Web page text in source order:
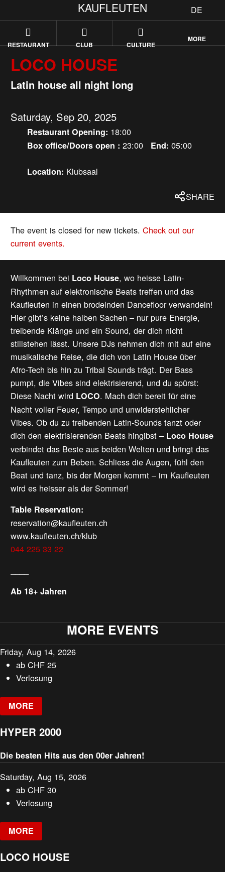
DE
KAUFLEUTEN
RESTAURANT CLUB CULTURE
MORE
LOCO HOUSE
Latin house all night long
Saturday, Sep 20, 2025
Restaurant Opening: 18:00
Box office/Doors open : 23:00 End: 05:00
Location: Klubsaal
SHARE
The event is closed for new tickets.Check out our
current events.
Willkommen bei Loco House, wo heisse Latin-
Rhythmen auf elektronische Beats treffen und das
Kaufleuten in einen brodelnden Dancefloor verwandeln!
Hier gibt’s keine halben Sachen – nur pure Energie,
treibende Klänge und ein Sound, der dich nicht
stillstehen lässt. Unsere DJs nehmen dich mit auf eine
musikalische Reise, die dich von Latin House über
Afro-Tech bis hin zu Tribal Sounds trägt. Der Bass
pumpt, die Vibes sind elektrisierend, und du spürst:
Diese Nacht wird LOCO. Mach dich bereit für eine
Nacht voller Feuer, Tempo und unwiderstehlicher
Vibes. Ob du zu treibenden Latin-Sounds tanzt oder
dich den elektrisierenden Beats hingibst – Loco House
verbindet das Beste aus beiden Welten und bringt das
Kaufleuten zum Beben. Schliess die Augen, fühl den
Beat und tanz, bis der Morgen kommt – im Kaufleuten
wird es heisser als der Sommer!
Table Reservation:
reservation@kaufleuten.ch
www.kaufleuten.ch/klub
044 225 33 22
Ab 18+ Jahren
MORE EVENTS
Friday, Aug 14, 2026
abCHF 25
Verlosung
MORE
HYPER 2000
Die besten Hits aus den 00er Jahren!
Saturday, Aug 15, 2026
abCHF 30
Verlosung
MORE
LOCO HOUSE